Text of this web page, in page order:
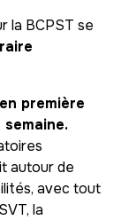
la BCPST se
première
autour de
avec tout
la